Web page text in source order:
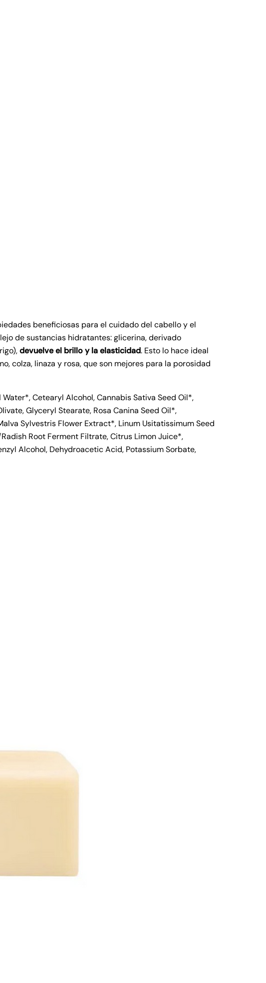
beneficiosas para el cuidado del cabello y el
de sustancias hidratantes: glicerina, derivado
devuelve el brillo y la elasticidad. Esto lo hace ideal
colza, linaza y rosa, que son mejores para la porosidad
Cetearyl Alcohol, Cannabis Sativa Seed Oil*,
Glyceryl Stearate, Rosa Canina Seed Oil*,
Sylvestris Flower Extract*, Linum Usitatissimum Seed
Root Ferment Filtrate, Citrus Limon Juice*,
Alcohol, Dehydroacetic Acid, Potassium Sorbate,